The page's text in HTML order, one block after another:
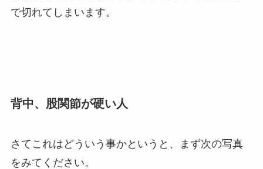
で切れてしまいます。
背中、股関節が硬い人
さてこれはどういう事かというと、まず次の写真
をみてください。